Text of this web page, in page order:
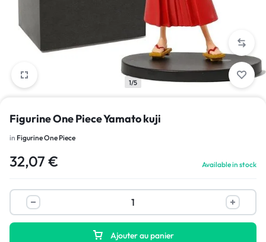
1/5
Figurine One Piece Yamato kuji
in Figurine One Piece
32,07 € Available in stock
Ajouter au panier